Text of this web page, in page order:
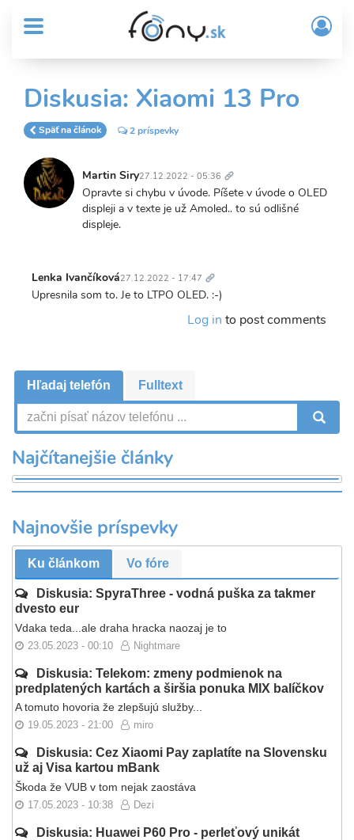
obsah
MENU
Sub
Header
menu
User
account
menu
/
Diskusia: Xiaomi 13 Pro
Späť na článok 2 príspevky
Martin Siry27.12.2022 - 05:36 odkaz
Opravte si chybu v úvode. Píšete v úvode o OLED
displeji a v texte je už Amoled.. to sú odlišné
displeje.
Lenka Ivančíková27.12.2022 - 17:47 odkaz
Upresnila som to. Je to LTPO OLED. :-)
Log in to post comments
Hľadaj telefón Fulltext
Najčítanejšie články
Najnovšie príspevky
Ku článkom Vo fóre
Diskusia: SpyraThree - vodná puška za takmer
dvesto eur
Vdaka teda...ale draha hracka naozaj je to
23.05.2023 - 00:10 Nightmare
Diskusia: Telekom: zmeny podmienok na
predplatených kartách a širšia ponuka MIX balíčkov
A tomuto hovoria že zlepšujú služby...
19.05.2023 - 21:00 miro
Diskusia: Cez Xiaomi Pay zaplatíte na Slovensku
už aj Visa kartou mBank
Škoda že VUB v tom nejak zaostáva
17.05.2023 - 10:38 Dezi
Diskusia: Huawei P60 Pro - perleťový unikát